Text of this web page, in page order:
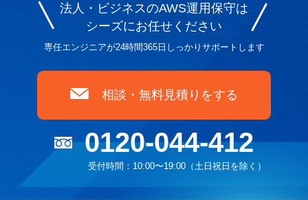
法人・ビジネスのAWS運用保守は
シーズにお任せください
専任エンジニアが24時間365日しっかりサポートします
0120-044-412
受付時間：10:00〜19:00（土日祝日を除く）
相談・無料見積りをする